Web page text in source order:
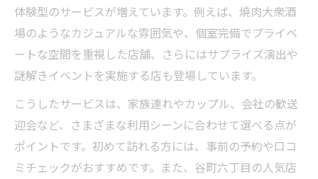
体験型のサービスが増えています。例えば、焼肉大衆酒
場のようなカジュアルな雰囲気や、個室完備でプライベ
ートな空間を重視した店舗、さらにはサプライズ演出や
謎解きイベントを実施する店も登場しています。
こうしたサービスは、家族連れやカップル、会社の歓送
迎会など、さまざまな利用シーンに合わせて選べる点が
ポイントです。初めて訪れる方には、事前の予約や口コ
ミチェックがおすすめです。また、谷町六丁目の人気店